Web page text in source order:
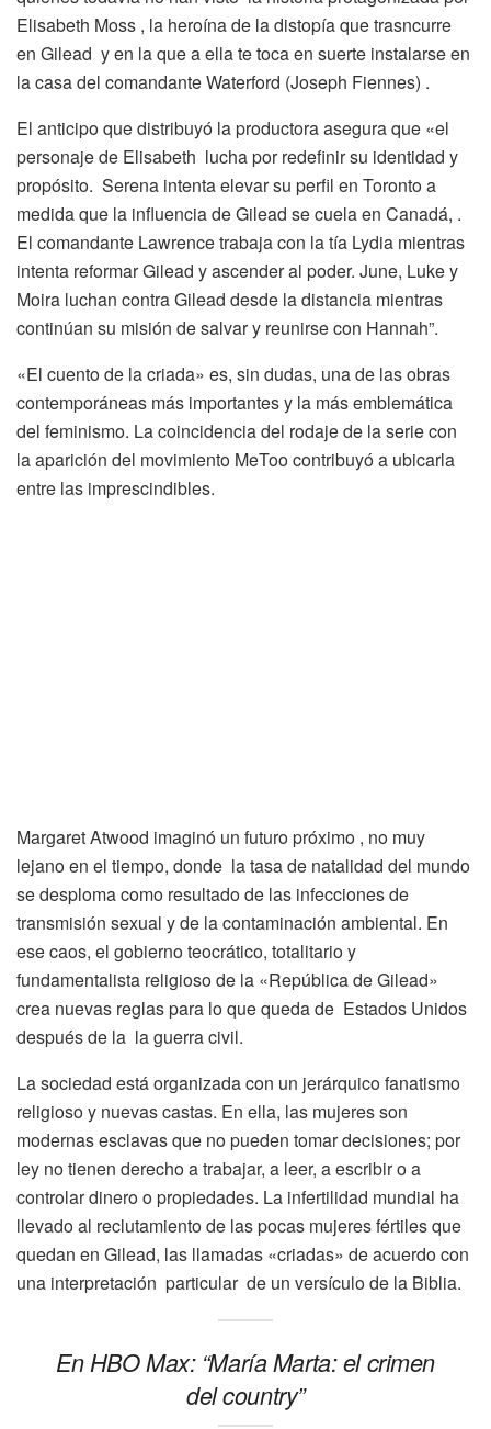
Elisabeth Moss , la heroína de la distopía que trasncurre
en Gilead y en la que a ella te toca en suerte instalarse en
la casa del comandante Waterford (Joseph Fiennes) .
El anticipo que distribuyó la productora asegura que «el
personaje de Elisabeth lucha por redefinir su identidad y
propósito. Serena intenta elevar su perfil en Toronto a
medida que la influencia de Gilead se cuela en Canadá, .
El comandante Lawrence trabaja con la tía Lydia mientras
intenta reformar Gilead y ascender al poder. June, Luke y
Moira luchan contra Gilead desde la distancia mientras
continúan su misión de salvar y reunirse con Hannah”.
«El cuento de la criada» es, sin dudas, una de las obras
contemporáneas más importantes y la más emblemática
del feminismo. La coincidencia del rodaje de la serie con
la aparición del movimiento MeToo contribuyó a ubicarla
entre las imprescindibles.
Margaret Atwood imaginó un futuro próximo , no muy
lejano en el tiempo, donde la tasa de natalidad del mundo
se desploma como resultado de las infecciones de
transmisión sexual y de la contaminación ambiental. En
ese caos, el gobierno teocrático, totalitario y
fundamentalista religioso de la «República de Gilead»
crea nuevas reglas para lo que queda de Estados Unidos
después de la la guerra civil.
La sociedad está organizada con un jerárquico fanatismo
religioso y nuevas castas. En ella, las mujeres son
modernas esclavas que no pueden tomar decisiones; por
ley no tienen derecho a trabajar, a leer, a escribir o a
controlar dinero o propiedades. La infertilidad mundial ha
llevado al reclutamiento de las pocas mujeres fértiles que
quedan en Gilead, las llamadas «criadas» de acuerdo con
una interpretación particular de un versículo de la Biblia.
En HBO Max: “María Marta: el crimen
del country”